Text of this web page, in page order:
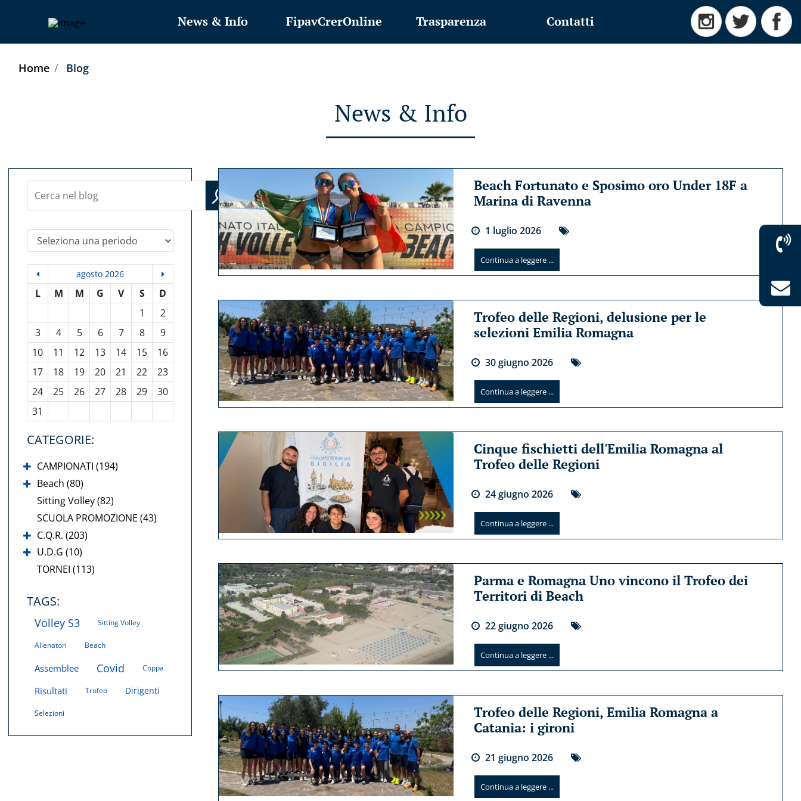
News & Info FipavCrerOnline Trasparenza Contatti
Home Blog
News & Info
Seleziona una periodo
agosto 2026
L M M G V S
D
1
2
3
4 5 6 7 8
9
10
11 12 13 14 15
16
17
18 19 20 21 22
23
24
25 26 27 28 29
30
31
CATEGORIE:
CAMPIONATI (194)
Beach (80)
Sitting Volley (82)
SCUOLA PROMOZIONE (43)
C.Q.R. (203)
U.D.G (10)
TORNEI (113)
TAGS:
Volley S3 Sitting Volley
Allenatori Beach
Assemblee Covid Coppa
Risultati Trofeo Dirigenti
Selezioni
Beach Fortunato e Sposimo oro Under 18F a
Marina di Ravenna
1 luglio 2026
Continua a leggere ...
Trofeo delle Regioni, delusione per le
selezioni Emilia Romagna
30giugno 2026
Continua a leggere ...
Cinque fischietti dell'Emilia Romagna al
Trofeo delle Regioni
24giugno 2026
Continua a leggere ...
Parma e Romagna Uno vincono il Trofeo dei
Territori di Beach
22giugno 2026
Continua a leggere ...
Trofeo delle Regioni, Emilia Romagna a
Catania: i gironi
21 giugno 2026
Continua a leggere ...